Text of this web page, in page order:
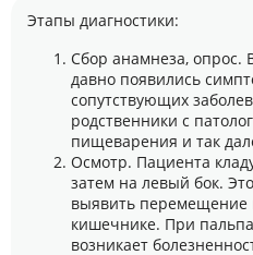
Этапы диагностики:
Сбор анамнеза, опрос.
давно появились
сопутствующих
родственники с
пищеварения и так
Осмотр. Пациента
затем на левый бок.
выявить перемещение
кишечнике. При
возникает